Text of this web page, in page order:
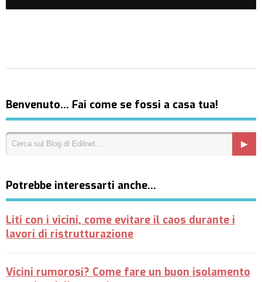
Benvenuto… Fai come se fossi a casa tua!
Potrebbe interessarti anche…
Liti con i vicini, come evitare il caos durante i
lavori di ristrutturazione
Vicini rumorosi? Come fare un buon isolamento